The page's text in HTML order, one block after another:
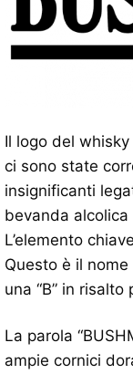
Il logo del
ci sono state
insignificanti
bevanda
L’elemento
Questo è il
una “B” in
La parola
ampie cornici